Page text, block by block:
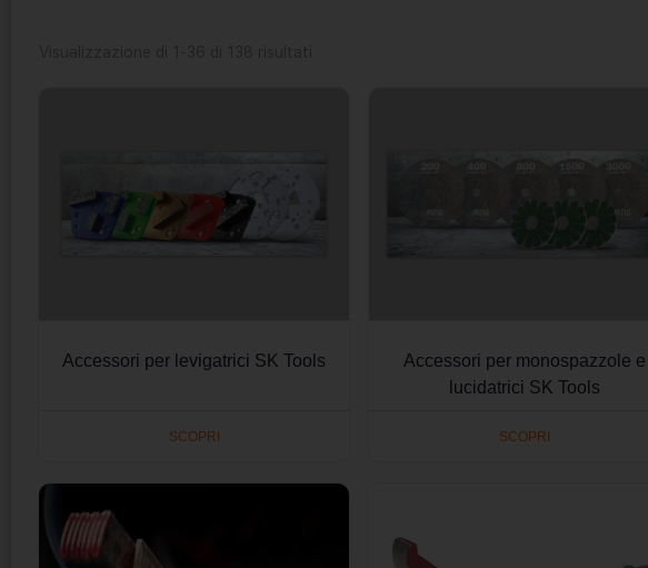
Accessori per levigatrici SK Tools
SCOPRI
Accessori per monospazzole e
lucidatrici SK Tools
SCOPRI